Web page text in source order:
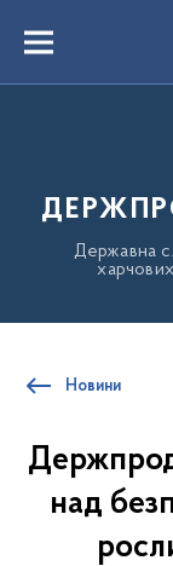
вмістуMenu
Державна
Новини
над